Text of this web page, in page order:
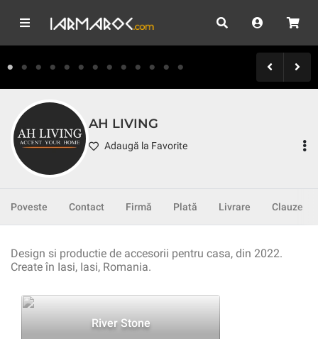
AH LIVING
Adaugă la Favorite
Poveste Contact Firmă Plată Livrare Clauze
Design si productie de accesorii pentru casa, din 2022.
Create în Iasi, Iasi, Romania.
River Stone